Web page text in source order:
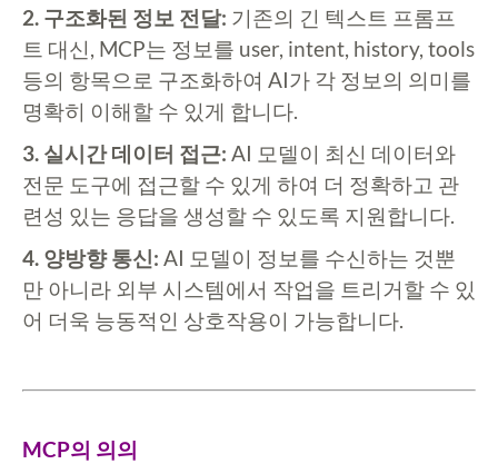
2. 구조화된 정보 전달: 기존의 긴 텍스트 프롬프
트 대신, MCP는 정보를 user, intent, history, tools
등의 항목으로 구조화하여 AI가 각 정보의 의미를
명확히 이해할 수 있게 합니다.
3. 실시간 데이터 접근: AI 모델이 최신 데이터와
전문 도구에 접근할 수 있게 하여 더 정확하고 관
련성 있는 응답을 생성할 수 있도록 지원합니다.
4. 양방향 통신: AI 모델이 정보를 수신하는 것뿐
만 아니라 외부 시스템에서 작업을 트리거할 수 있
어 더욱 능동적인 상호작용이 가능합니다.
MCP의 의의